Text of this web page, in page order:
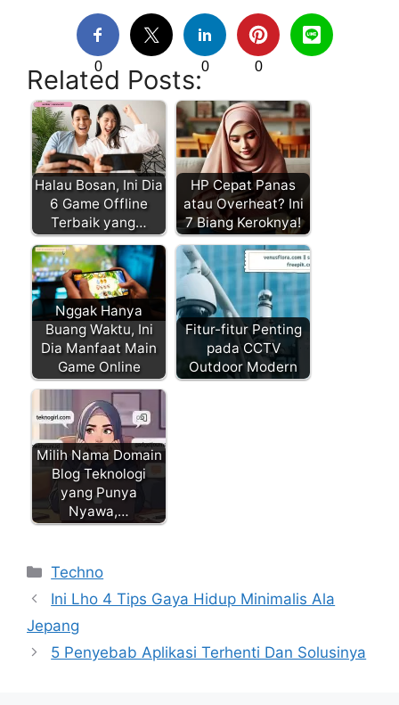
0 0 0
Related Posts:
Halau Bosan, Ini Dia
6 Game Offline
Terbaik yang…
HP Cepat Panas
atau Overheat? Ini
7 Biang Keroknya!
Nggak Hanya
Buang Waktu, Ini
Dia Manfaat Main
Game Online
Fitur-fitur Penting
pada CCTV
Outdoor Modern
Milih Nama Domain
Blog Teknologi
yang Punya
Nyawa,…
Kategori
Techno
Ini Lho 4 Tips Gaya Hidup Minimalis Ala
Jepang
5 Penyebab Aplikasi Terhenti Dan Solusinya